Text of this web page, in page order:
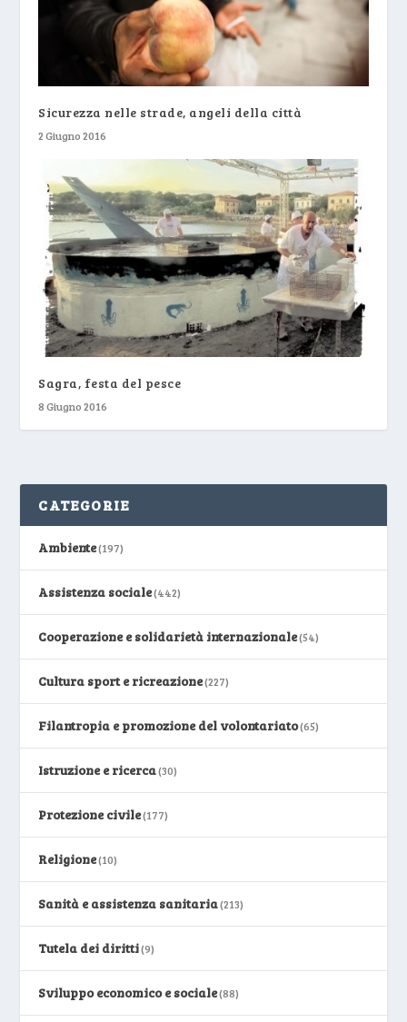
Sicurezza nelle strade, angeli della città
2 Giugno 2016
Sagra, festa del pesce
8 Giugno 2016
CATEGORIE
Ambiente(197)
Assistenza sociale(442)
Cooperazione e solidarietà internazionale(54)
Cultura sport e ricreazione(227)
Filantropia e promozione del volontariato(65)
Istruzione e ricerca(30)
Protezione civile(177)
Religione(10)
Sanità e assistenza sanitaria(213)
Tutela dei diritti(9)
Sviluppo economico e sociale(88)